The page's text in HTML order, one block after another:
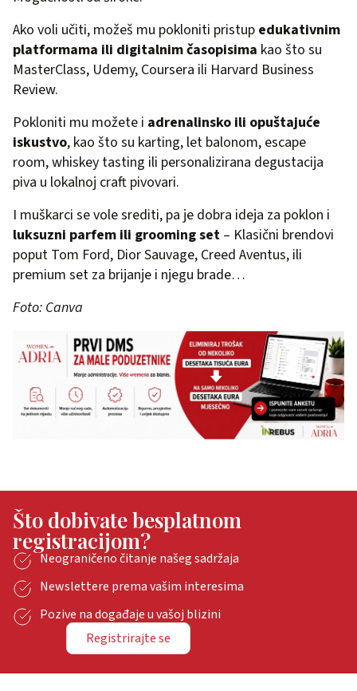
Ako voli učiti, možeš mu pokloniti pristup edukativnim
platformama ili digitalnim časopisima kao što su
MasterClass, Udemy, Coursera ili Harvard Business
Review.
Pokloniti mu možete i adrenalinsko ili opuštajuće
iskustvo, kao što su karting, let balonom, escape
room, whiskey tasting ili personalizirana degustacija
piva u lokalnoj craft pivovari.
I muškarci se vole srediti, pa je dobra ideja za poklon i
luksuzni parfem ili grooming set – Klasični brendovi
poput Tom Ford, Dior Sauvage, Creed Aventus, ili
premium set za brijanje i njegu brade…
Foto: Canva
Što dobivate besplatnom
registracijom?
Neograničeno čitanje našeg sadržaja
Newslettere prema vašim interesima
Pozive na događaje u vašoj blizini
Registrirajte se